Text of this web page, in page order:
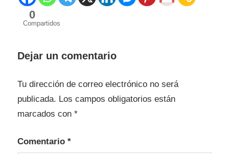
0
Compartidos
cerdo
carne
Razas
Maternas
Dejar un comentario
Tu dirección de correo electrónico no será
publicada. Los campos obligatorios están
marcados con *
Comentario *